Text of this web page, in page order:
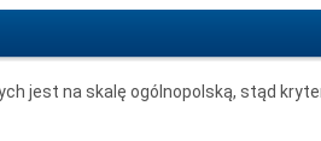
jest na skalę ogólnopolską, stąd